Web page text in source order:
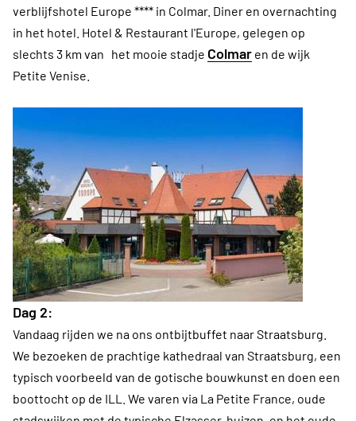
verblijfshotel Europe **** in Colmar. Diner en overnachting
in het hotel. Hotel & Restaurant l'Europe, gelegen op
slechts 3 km van het mooie stadje Colmar en de wijk
Petite Venise.
Dag 2:
Vandaag rijden we na ons ontbijtbuffet naar Straatsburg.
We bezoeken de prachtige kathedraal van Straatsburg, een
typisch voorbeeld van de gotische bouwkunst en doen een
boottocht op de ILL. We varen via La Petite France, oude